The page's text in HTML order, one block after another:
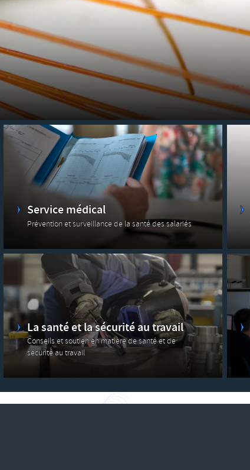
Service médical
Prévention et surveillance de la santé des salariés
La santé et la sécurité au travail
Conseils et soutien en matière de santé et de
sécurité au travail